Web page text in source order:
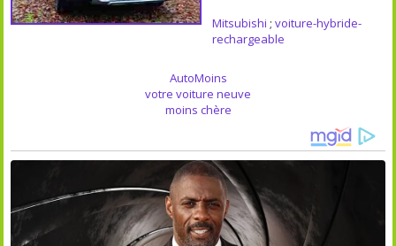
Mitsubishi ; voiture-hybride-
rechargeable
AutoMoins
votre voiture neuve
moins chère